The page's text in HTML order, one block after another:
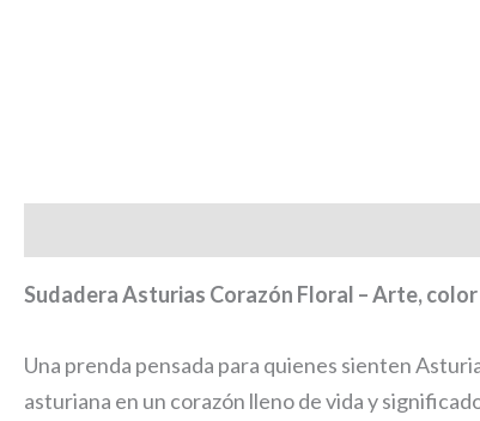
Sudadera Asturias Corazón Floral – Arte,
Una prenda pensada para quienes sienten
asturiana en un corazón lleno de vida y